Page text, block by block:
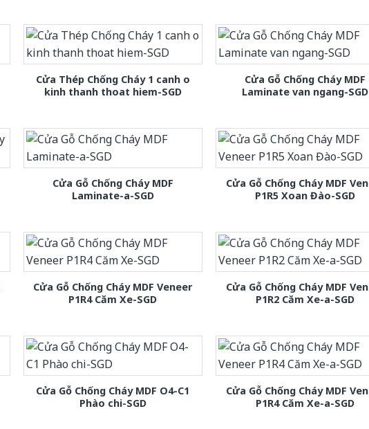
Cửa Thép Chống Cháy 1 canh o
kinh thanh thoat hiem-SGD
Cửa Gỗ Chống Cháy MDF
Laminate van ngang-SGD
Cửa Gỗ Chống Cháy MDF
Laminate-a-SGD
Cửa Gỗ Chống Cháy MDF
P1R5 Xoan Đào-SGD
Cửa Gỗ Chống Cháy MDF Veneer
P1R4 Căm Xe-SGD
Cửa Gỗ Chống Cháy MDF
P1R2 Căm Xe-a-SGD
Cửa Gỗ Chống Cháy MDF O4-C1
Phào chi-SGD
Cửa Gỗ Chống Cháy MDF
P1R4 Căm Xe-a-SGD